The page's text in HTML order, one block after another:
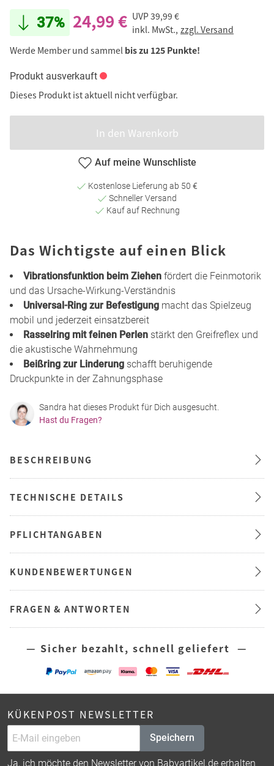
37% 24,99 € UVP39,99 €
inkl. MwSt., zzgl. Versand
Werde Member und sammel bis zu 125 Punkte!
Produkt ausverkauft
Dieses Produkt ist aktuell nicht verfügbar.
In den Warenkorb
Auf meine Wunschliste
Kostenlose Lieferung ab 50 €
Schneller Versand
Kauf auf Rechnung
Das Wichtigste auf einen Blick
Vibrationsfunktion beim Ziehen fördert die Feinmotorik
und das Ursache-Wirkung-Verständnis
Universal-Ring zur Befestigung macht das Spielzeug
mobil und jederzeit einsatzbereit
Rasselring mit feinen Perlen stärkt den Greifreflex und
die akustische Wahrnehmung
Beißring zur Linderung schafft beruhigende
Druckpunkte in der Zahnungsphase
Sandra hat dieses Produkt für Dich ausgesucht.
Hast du Fragen?
BESCHREIBUNG
TECHNISCHE DETAILS
PFLICHTANGABEN
KUNDENBEWERTUNGEN
FRAGEN & ANTWORTEN
— Sicher bezahlt, schnell geliefert —
KÜKENPOST NEWSLETTER
Speichern
Ja, ich möchte den Newsletter von Babyartikel.de erhalten